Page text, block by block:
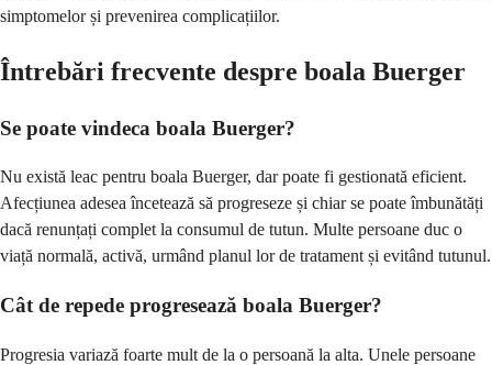
simptomelor și prevenirea complicațiilor.
Întrebări frecvente despre boala Buerger
Se poate vindeca boala Buerger?
Nu există leac pentru boala Buerger, dar poate fi gestionată eficient.
Afecțiunea adesea încetează să progreseze și chiar se poate îmbunătăți
dacă renunțați complet la consumul de tutun. Multe persoane duc o
viață normală, activă, urmând planul lor de tratament și evitând tutunul.
Cât de repede progresează boala Buerger?
Progresia variază foarte mult de la o persoană la alta. Unele persoane